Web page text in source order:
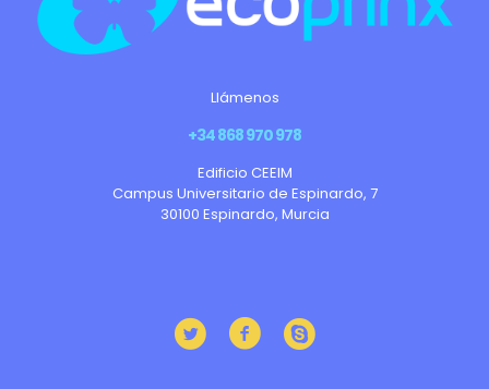
Llámenos
+34 868 970 978
Edificio CEEIM
Campus Universitario de Espinardo, 7
30100 Espinardo, Murcia